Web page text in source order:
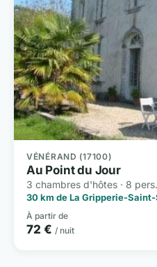
VÉNÉRAND (17100)
Au Point du Jour
3 chambres d'hôtes · 8 pers.
30 km de La Gripperie-
À partir de
72 € / nuit